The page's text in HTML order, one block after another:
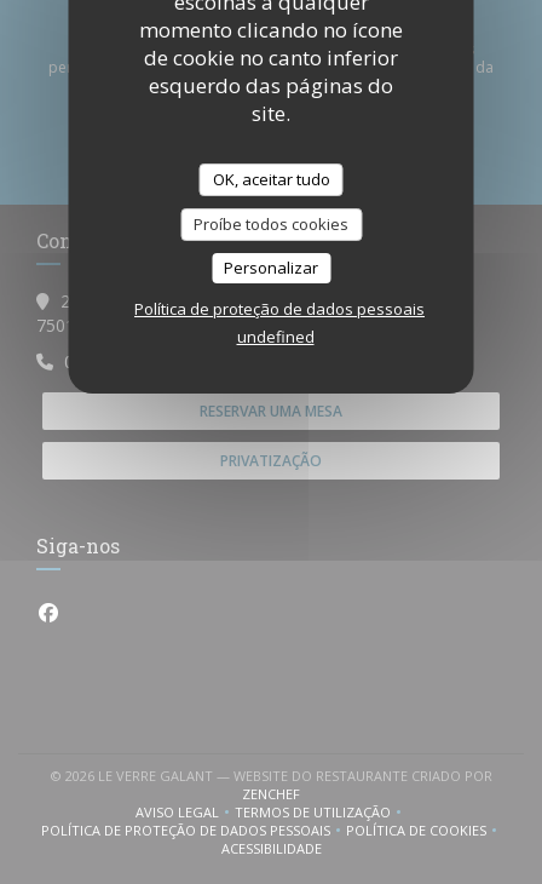
momento clicando no ícone
de cookie no canto inferior
esquerdo das páginas do
site.
OK, aceitar tudo
Proíbe todos cookies
Personalizar
Política de proteção de dados pessoais
undefined
Mantenha-se atualizado
Subscrever a nossa newsletter para receber comunicações
personalizadas e ofertas de marketing por correio eletrónico da
nossa parte.
Contacte-nos
256, rue de la Croix Nivert
75015 Paris
((abre numa nova janela))
01 45 32 44 69
RESERVAR UMA MESA
PRIVATIZAÇÃO
Siga-nos
Facebook ((abre numa nova janela))
© 2026 LE VERRE GALANT — WEBSITE DO RESTAURANTE CRIADO POR
ZENCHEF((ABRE NUMA NOVA JANELA))
AVISO LEGAL((ABRE NUMA NOVA JANELA))
TERMOS DE UTILIZAÇÃO((ABRE NUMA NOVA JANELA))
POLÍTICA DE PROTEÇÃO DE DADOS PESSOAIS
((ABRE NUMA NOVA JANELA))POLÍTICA DE COOKIES
((ABRE NUMA
ACESSIBILIDADE((ABRE NUMA NOVA JANELA))